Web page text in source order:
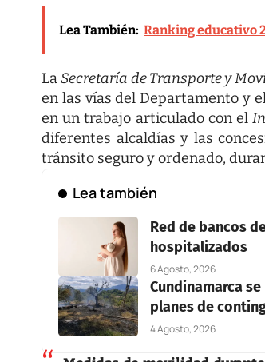
Lea También: Ranking educativo
LaSecretaría de Transporte y
en las vías del Departamento y
en un trabajo articulado con el
diferentes alcaldías y las
tránsito seguro y ordenado,
Lea también
Red de bancos
hospitalizados
6 Agosto, 2026
Cundinamarca
planes de
4 Agosto, 2026